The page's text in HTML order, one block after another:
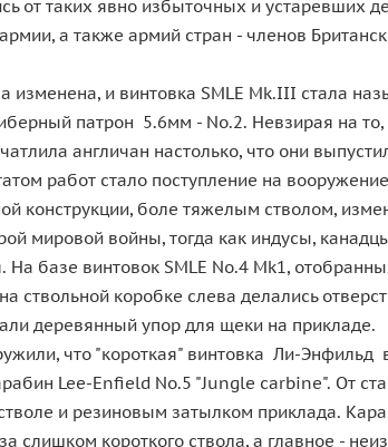
от таких явно избыточных и устаревших
а также армий стран - членов
и винтовка SMLE Mk.III стала
патрон 5.6мм - No.2. Невзирая на
англичан настолько, что они
работ стало поступление на
конструкции, боле тяжелым стволом,
мировой войны, тогда как индусы,
базе винтовок SMLE No.4 Mk1,
ствольной коробке слева делались
деревянный упор для щеки на прикладе.
что "короткая" винтовка Ли-Энфильд
Lee-Enfield No.5 "Jungle carbine". От
и резиновым затылком приклада.
короткого ствола, а главное -